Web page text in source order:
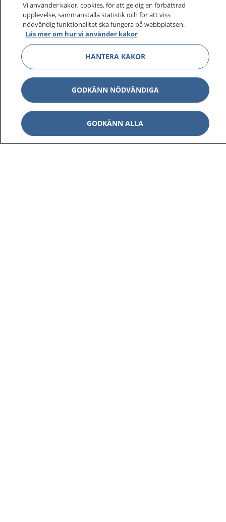
Vi använder kakor, cookies, för att ge dig en förbättrad
upplevelse, sammanställa statistik och för att viss
nödvändig funktionalitet ska fungera på webbplatsen.
Läs mer om hur vi använder kakor
HANTERA KAKOR
GODKÄNN NÖDVÄNDIGA
GODKÄNN ALLA